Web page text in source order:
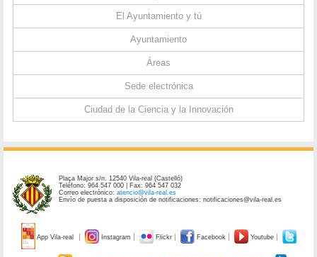
El Ayuntamiento y tú
Ayuntamiento
Áreas
Sede electrónica
Ciudad de la Ciencia y la Innovación
Plaça Major s/n. 12540 Vila-real (Castelló)
Teléfono: 964 547 000 | Fax: 964 547 032
Correo electrónico:atencio@vila-real.es
Envío de puesta a disposición de notificaciones: notificaciones@vila-real.es
App Vila-real Instagram Flickr Facebook Youtube